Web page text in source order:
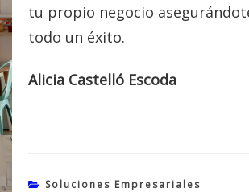
tu propio negocio
todo un éxito.
Alicia Castelló Escoda
Soluciones Empresariales